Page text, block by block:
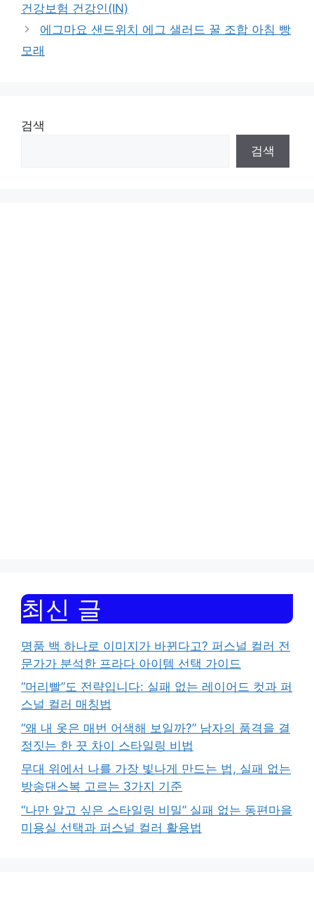
건강보험 건강인(IN)
에그마요 샌드위치 에그 샐러드 꿀 조합 아침 빵
모래
검색
검색
최신 글
명품 백 하나로 이미지가 바뀐다고? 퍼스널 컬러 전
문가가 분석한 프라다 아이템 선택 가이드
“머리빨”도 전략입니다: 실패 없는 레이어드 컷과 퍼
스널 컬러 매칭법
“왜 내 옷은 매번 어색해 보일까?” 남자의 품격을 결
정짓는 한 끗 차이 스타일링 비법
무대 위에서 나를 가장 빛나게 만드는 법, 실패 없는
방송댄스복 고르는 3가지 기준
“나만 알고 싶은 스타일링 비밀” 실패 없는 동편마을
미용실 선택과 퍼스널 컬러 활용법